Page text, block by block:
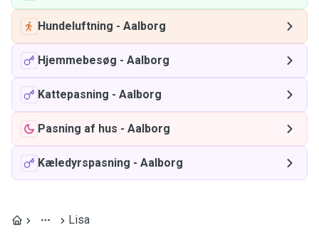
Hundeluftning - Aalborg
Hjemmebesøg - Aalborg
Kattepasning - Aalborg
Pasning af hus - Aalborg
Kæledyrspasning - Aalborg
Lisa